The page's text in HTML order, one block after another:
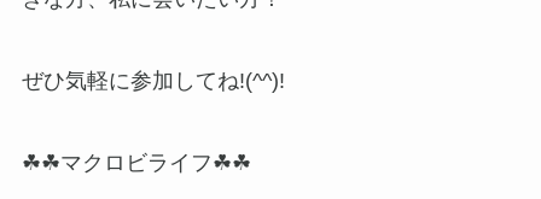
ぜひ気軽に参加してね!(^^)!
☘☘マクロビライフ☘☘